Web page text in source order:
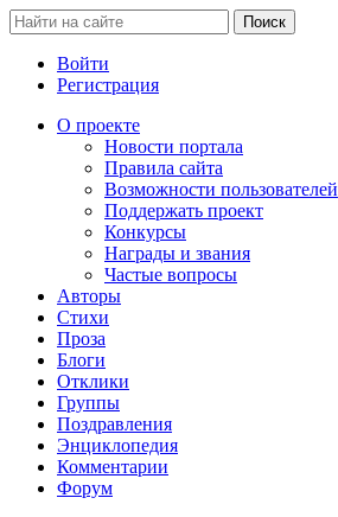
Войти
Регистрация
О проекте
Новости портала
Правила сайта
Возможности пользователей
Поддержать проект
Конкурсы
Награды и звания
Частые вопросы
Авторы
Стихи
Проза
Блоги
Отклики
Группы
Поздравления
Энциклопедия
Комментарии
Форум